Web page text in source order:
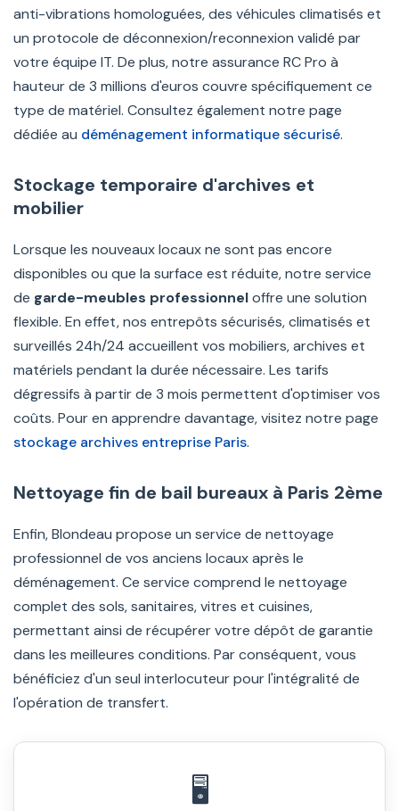
anti-vibrations homologuées, des véhicules climatisés et
un protocole de déconnexion/reconnexion validé par
votre équipe IT. De plus, notre assurance RC Pro à
hauteur de 3 millions d'euros couvre spécifiquement ce
type de matériel. Consultez également notre page
dédiée au déménagement informatique sécurisé.
Stockage temporaire d'archives et
mobilier
Lorsque les nouveaux locaux ne sont pas encore
disponibles ou que la surface est réduite, notre service
de garde-meubles professionneloffre une solution
flexible. En effet, nos entrepôts sécurisés, climatisés et
surveillés 24h/24 accueillent vos mobiliers, archives et
matériels pendant la durée nécessaire. Les tarifs
dégressifs à partir de 3 mois permettent d'optimiser vos
coûts. Pour en apprendre davantage, visitez notre page
stockage archives entreprise Paris.
Nettoyage fin de bail bureaux à Paris 2ème
Enfin, Blondeau propose un service de nettoyage
professionnel de vos anciens locaux après le
déménagement. Ce service comprend le nettoyage
complet des sols, sanitaires, vitres et cuisines,
permettant ainsi de récupérer votre dépôt de garantie
dans les meilleures conditions. Par conséquent, vous
bénéficiez d'un seul interlocuteur pour l'intégralité de
l'opération de transfert.
🖥️